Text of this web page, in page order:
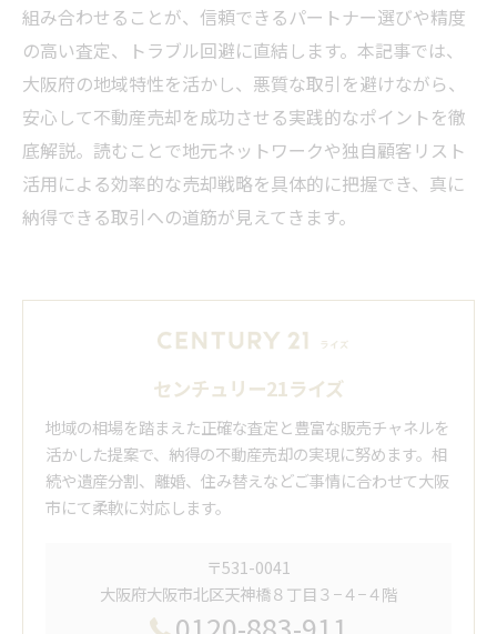
組み合わせることが、信頼できるパートナー選びや精度
の高い査定、トラブル回避に直結します。本記事では、
大阪府の地域特性を活かし、悪質な取引を避けながら、
安心して不動産売却を成功させる実践的なポイントを徹
底解説。読むことで地元ネットワークや独自顧客リスト
活用による効率的な売却戦略を具体的に把握でき、真に
納得できる取引への道筋が見えてきます。
センチュリー21ライズ
地域の相場を踏まえた正確な査定と豊富な販売チャネルを
活かした提案で、納得の不動産売却の実現に努めます。相
続や遺産分割、離婚、住み替えなどご事情に合わせて大阪
市にて柔軟に対応します。
〒531-0041
大阪府大阪市北区天神橋８丁目３−４−４階